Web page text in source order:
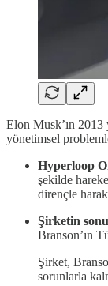
Elon Musk’ın 2013
yönetimsel
Hyperloop
şekilde
dirençle
Şirketin
Branson’ın
Şirket,
sorunlarla